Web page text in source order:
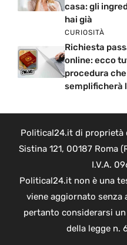
casa: gli
hai già
CURIOSITÀ
Richiesta
online: ecco
procedura
semplificherà
Political24.it di proprietà
Sistina 121, 00187 Roma
I.V.A.
Political24.it non è una
viene aggiornato senza
pertanto considerarsi
della legge n.